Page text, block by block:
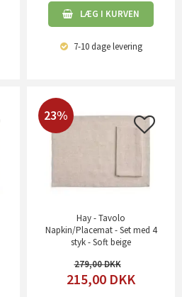
LÆG I KURVEN
7-10 dagelevering
23%
Hay - Tavolo
Napkin/Placemat - Set med 4
styk - Soft beige
279,00
215,00 DKK